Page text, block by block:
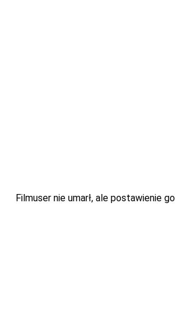
Filmuser nie umarł, ale postawienie